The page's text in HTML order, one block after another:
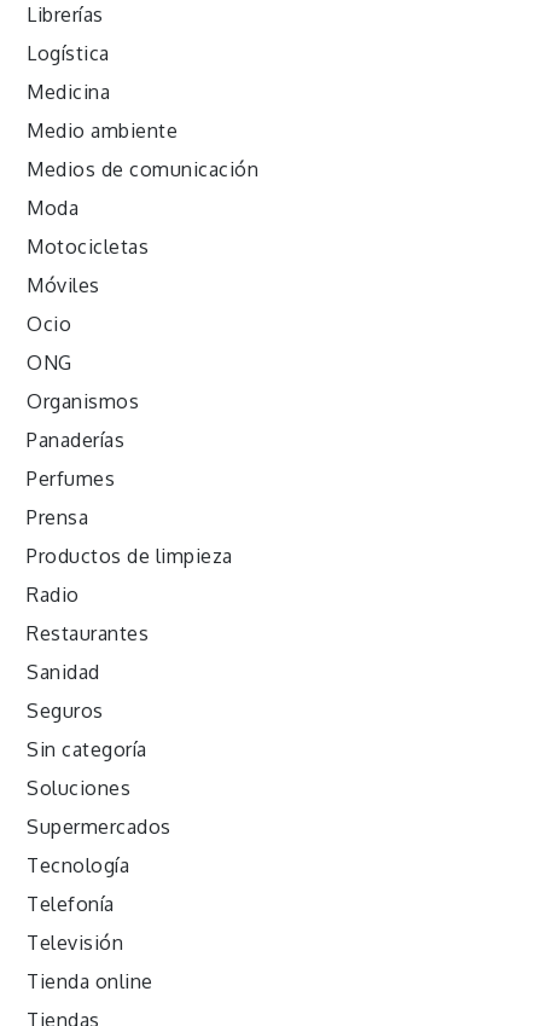
Librerías
Logística
Medicina
Medio ambiente
Medios de comunicación
Moda
Motocicletas
Móviles
Ocio
ONG
Organismos
Panaderías
Perfumes
Prensa
Productos de limpieza
Radio
Restaurantes
Sanidad
Seguros
Sin categoría
Soluciones
Supermercados
Tecnología
Telefonía
Televisión
Tienda online
Tiendas